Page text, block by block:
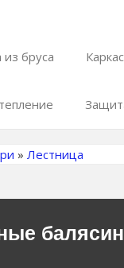
бруса
» Лестница